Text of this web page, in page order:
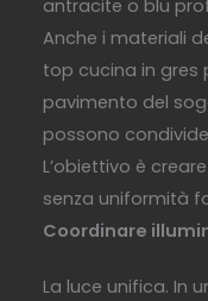
antracite o blu
Anche i materiali
top cucina in gres
pavimento del
possono
L’obiettivo è
senza uniformità
Coordinare
La luce unifica. In